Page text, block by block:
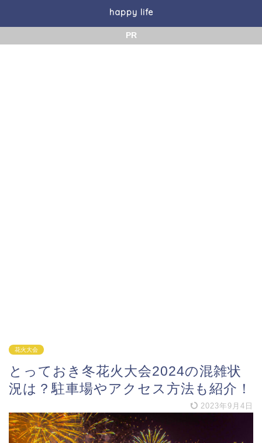
happy life
PR
花火大会
とっておき冬花火大会2024の混雑状
況は？駐車場やアクセス方法も紹介！
2023年9月4日